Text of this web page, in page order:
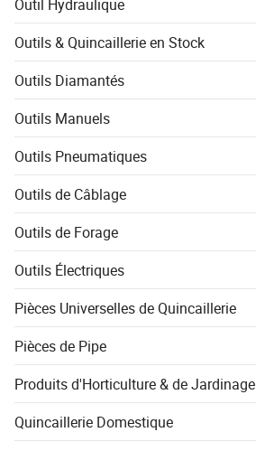
Outil Hydraulique
Outils & Quincaillerie en Stock
Outils Diamantés
Outils Manuels
Outils Pneumatiques
Outils de Câblage
Outils de Forage
Outils Électriques
Pièces Universelles de Quincaillerie
Pièces de Pipe
Produits d'Horticulture & de Jardinage
Quincaillerie Domestique